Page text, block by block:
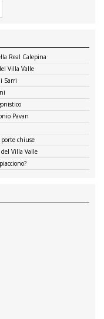
Real Calepina
Villa Valle
Sarri
Pavan
porte chiuse
Villa Valle